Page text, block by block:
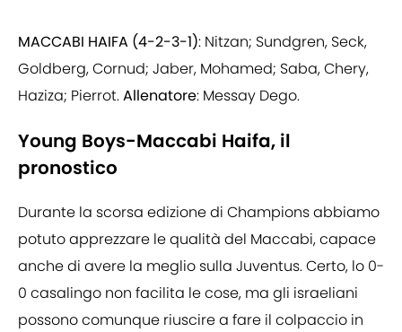
MACCABI HAIFA (4-2-3-1): Nitzan; Sundgren, Seck,
Goldberg, Cornud; Jaber, Mohamed; Saba, Chery,
Haziza; Pierrot.Allenatore: Messay Dego.
Young Boys-Maccabi Haifa, il
pronostico
Durante la scorsa edizione di Champions abbiamo
potuto apprezzare le qualità del Maccabi, capace
anche di avere la meglio sulla Juventus. Certo, lo 0-
0 casalingo non facilita le cose, ma gli israeliani
possono comunque riuscire a fare il colpaccio in